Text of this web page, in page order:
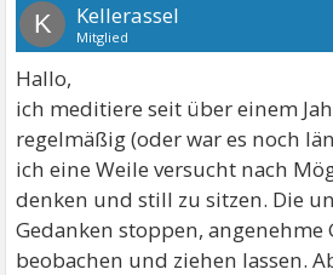
K Kellerassel
Mitglied
Hallo,
ich meditiere seit über einem
regelmäßig (oder war es noch
ich eine Weile versucht nach
denken und still zu sitzen. Die
Gedanken stoppen, angenehme
beobachen und ziehen lassen.